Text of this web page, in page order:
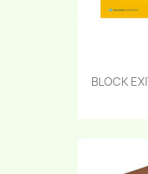
BLOCK